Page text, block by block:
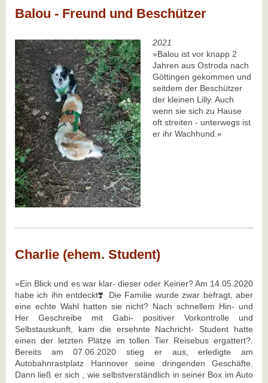
Balou - Freund und Beschützer
2021
»Balou ist vor knapp 2
Jahren aus Ostroda nach
Göttingen gekommen und
seitdem der Beschützer
der kleinen Lilly. Auch
wenn sie sich zu Hause
oft streiten - unterwegs ist
er ihr Wachhund.«
Charlie (ehem. Student)
»Ein Blick und es war klar- dieser oder Keiner? Am 14.05.2020
habe ich ihn entdeckt❣️ Die Familie wurde zwar befragt, aber
eine echte Wahl hatten sie nicht? Nach schnellem Hin- und
Her Geschreibe mit Gabi- positiver Vorkontrolle und
Selbstauskunft, kam die ersehnte Nachricht- Student hatte
einen der letzten Plätze im tollen Tier Reisebus ergattert?.
Bereits am 07.06.2020 stieg er aus, erledigte am
Autobahnrastplatz Hannover seine dringenden Geschäfte.
Dann ließ er sich , wie selbstverständlich in seiner Box im Auto